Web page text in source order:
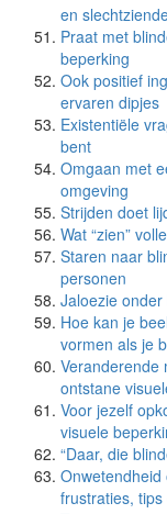
en
Praat met
beperking
Ook positief
ervaren dipjes
Existentiële
bent
Omgaan met
omgeving
Strijden doet
Wat “zien”
Staren naar
personen
Jaloezie
Hoe kan je
vormen als je
Veranderende
ontstane
Voor jezelf
visuele
“Daar, die
frustraties,